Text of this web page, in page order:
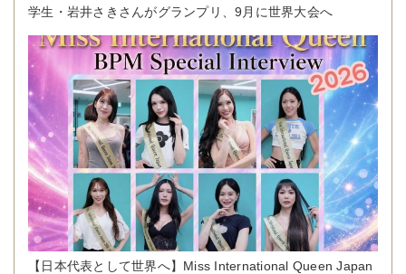
学生・岩井さきさんがグランプリ、9月に世界大会へ
【日本代表として世界へ】Miss International Queen Japan